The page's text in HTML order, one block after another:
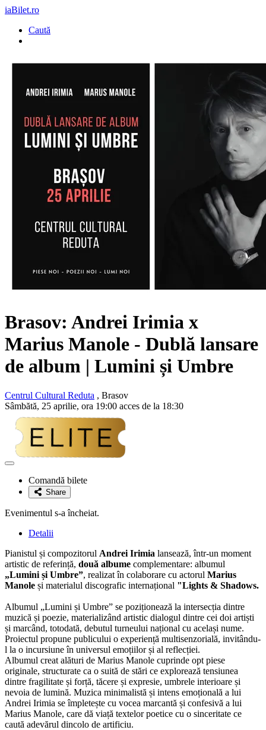
iaBilet.ro
Caută
Brasov: Andrei Irimia x
Marius Manole - Dublă lansare
de album | Lumini și Umbre
Centrul Cultural Reduta , Brasov
Sâmbătă, 25 aprilie, ora 19:00 acces de la 18:30
Adaugă
favoriteComandă bilete
Share
Evenimentul s-a încheiat.
Detalii
Pianistul și compozitorul Andrei Irimia lansează, într-un moment
artistic de referință, două albume complementare: albumul
„Lumini și Umbre”, realizat în colaborare cu actorul Marius
Manole și materialul discografic internațional "Lights & Shadows.
Albumul „Lumini și Umbre” se poziționează la intersecția dintre
muzică și poezie, materializând artistic dialogul dintre cei doi artiști
și marcând, totodată, debutul turneului național cu același nume.
Proiectul propune publicului o experiență multisenzorială, invitându-
l la o incursiune în universul emoțiilor și al reflecției.
Albumul creat alături de Marius Manole cuprinde opt piese
originale, structurate ca o suită de stări ce explorează tensiunea
dintre fragilitate și forță, tăcere și expresie, umbrele interioare și
nevoia de lumină. Muzica minimalistă și intens emoțională a lui
Andrei Irimia se împletește cu vocea marcantă și confesivă a lui
Marius Manole, care dă viață textelor poetice cu o sinceritate ce
caută adevărul dincolo de artificiu.